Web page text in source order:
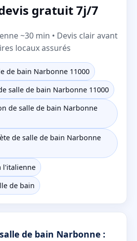
gratuit 7j/7
~30 min • Devis clair avant
locaux assurés
de bain Narbonne 11000
salle de bain Narbonne 11000
de salle de bain Narbonne
de salle de bain Narbonne
l'italienne
de bain
de bain Narbonne :